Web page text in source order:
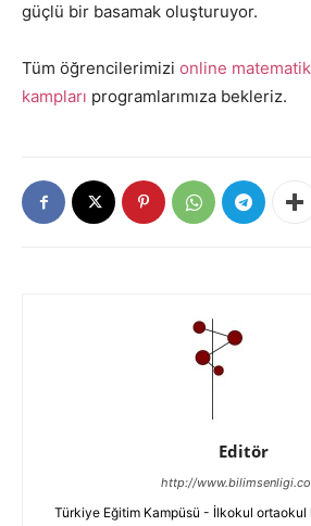
güçlü bir basamak oluşturuyor.
Tüm öğrencilerimizi online matematik
kampları programlarımıza bekleriz.
Editör
http://
Türkiye Eğitim Kampüsü - İlkokul